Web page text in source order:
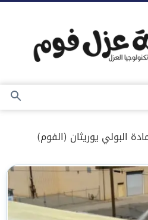
بحث
البولي يوريثان (الفوم)